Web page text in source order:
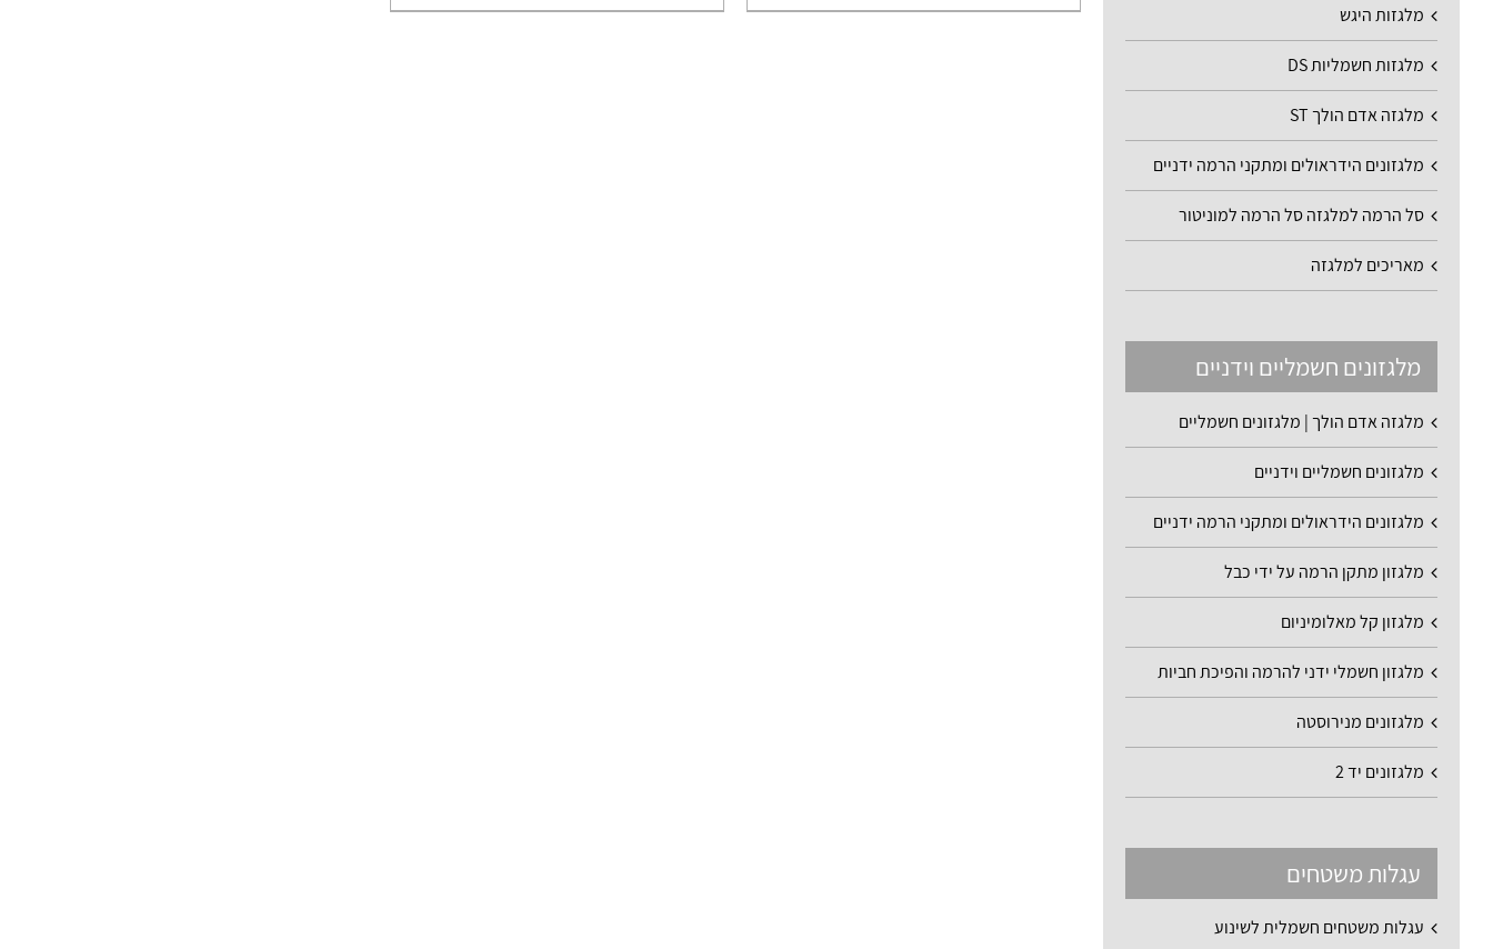
מלגזות היגש
מלגזות חשמליות DS
מלגזה אדם הולך ST
מלגזונים הידראולים ומתקני הרמה ידניים
סל הרמה למלגזה סל הרמה למוניטור
מאריכים למלגזה
מלגזונים חשמליים וידניים
מלגזה אדם הולך | מלגזונים חשמליים
מלגזונים חשמליים וידניים
מלגזונים הידראולים ומתקני הרמה ידניים
מלגזון מתקן הרמה על ידי כבל
מלגזון קל מאלומיניום
מלגזון חשמלי ידני להרמה והפיכת חביות
מלגזונים מנירוסטה
מלגזונים יד 2
עגלות משטחים
עגלות משטחים חשמלית לשינוע